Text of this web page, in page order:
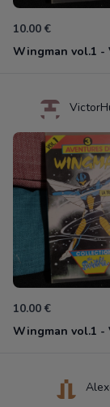
10.00 €
Wingman vol.1 -
10.00 €
Wingman vol.1 -